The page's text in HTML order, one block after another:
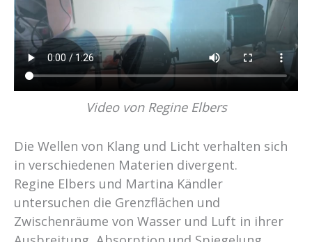
Video von Regine Elbers
Die Wellen von Klang und Licht verhalten sich
in verschiedenen Materien divergent.
Regine Elbers und Martina Kändler
untersuchen die Grenzflächen und
Zwischenräume von Wasser und Luft in ihrer